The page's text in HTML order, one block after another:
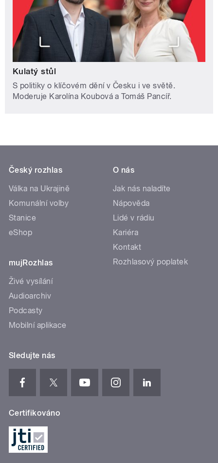
Kulatý stůl
S politiky o klíčovém dění v Česku i ve světě.
Moderuje Karolína Koubová a Tomáš Pancíř.
Český rozhlas
Válka na Ukrajině
Komunální volby
Stanice
eShop
mujRozhlas
Živé vysílání
Audioarchiv
Podcasty
Mobilní aplikace
O nás
Jak nás naladíte
Nápověda
Lidé v rádiu
Kariéra
Kontakt
Rozhlasový poplatek
Sledujte nás
Certifikováno